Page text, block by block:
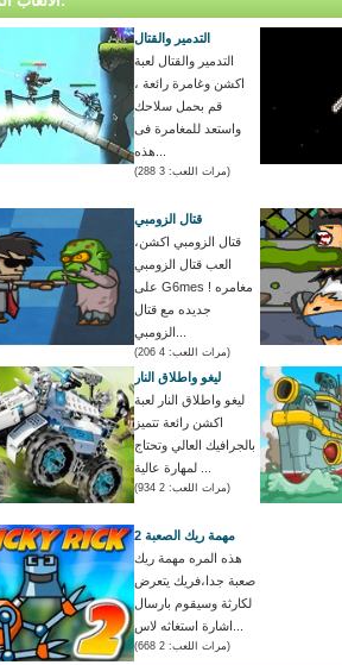
التدمير والقتال
التدمير والقتال لعبة
اكشن وغامرة رائعة ،
قم بحمل سلاحك
واستعد للمغامرة فى
(مرات اللعب: 3 288)
قتال الزومبي
قتال الزومبي اكشن،
العب قتال الزومبي
على G6mes ! مغامره
جديده مع قتال
(مرات اللعب: 4 206)
ليغو واطلاق النار
ليغو واطلاق النار لعبة
اكشن رائعة تتميز
بالجرافيك العالي وتحتاج
(مرات اللعب: 2 934)
مهمة ريك الصعبة 2
هذه المره مهمة ريك
صعبة جدا،فريك يتعرض
لكارثة وسيقوم بارسال
(مرات اللعب: 2 668)